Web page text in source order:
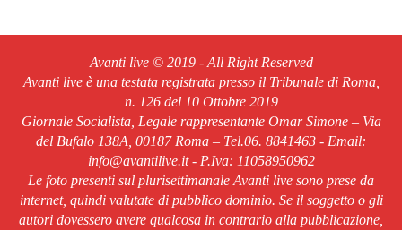
Avanti live © 2019 - All Right Reserved
Avanti live è una testata registrata presso il Tribunale di Roma,
n. 126 del 10 Ottobre 2019
Giornale Socialista, Legale rappresentante Omar Simone – Via
del Bufalo 138A, 00187 Roma – Tel.06. 8841463 - Email:
info@avantilive.it - P.Iva: 11058950962
Le foto presenti sul plurisettimanale Avanti live sono prese da
internet, quindi valutate di pubblico dominio. Se il soggetto o gli
autori dovessero avere qualcosa in contrario alla pubblicazione,